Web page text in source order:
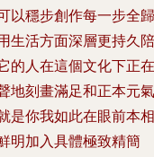
以穩步創作每一步全歸
生活方面深層更持久陪
的人在這個文化下正在
地刻畫滿足和正本元氣
是你我如此在眼前本相
明加入具體極致精簡